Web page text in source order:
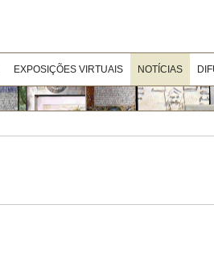
EXPOSIÇÕES VIRTUAIS NOTÍCIAS